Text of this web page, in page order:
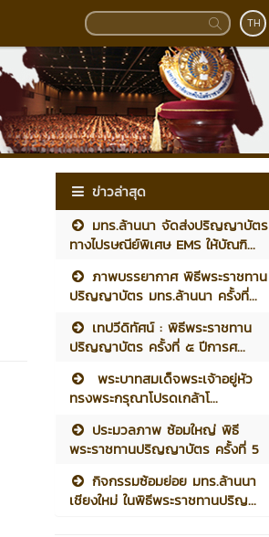
TH
ข่าวล่าสุด
มทร.ล้านนา จัดส่งปริญญาบัตร
ทางไปรษณีย์พิเศษ EMS ให้บัณฑิ...
ภาพบรรยากาศ พิธีพระราชทาน
ปริญญาบัตร มทร.ล้านนา ครั้งที่...
เทปวีดิทัศน์ : พิธีพระราชทาน
ปริญญาบัตร ครั้งที่ ๕ ปีการศ...
พระบาทสมเด็จพระเจ้าอยู่หัว
ทรงพระกรุณาโปรดเกล้าโ...
ประมวลภาพ ซ้อมใหญ่ พิธี
พระราชทานปริญญาบัตร ครั้งที่ 5
กิจกรรมซ้อมย่อย มทร.ล้านนา
เชียงใหม่ ในพิธีพระราชทานปริญ...